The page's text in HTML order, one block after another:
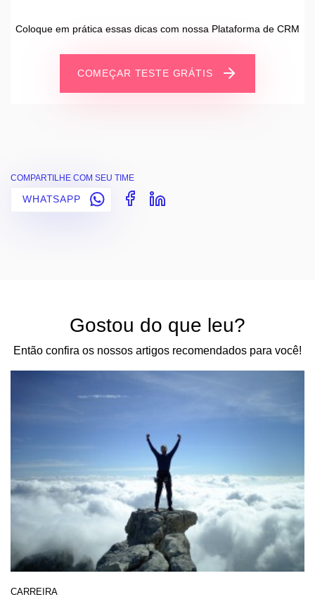
Coloque em prática essas dicas com nossa Plataforma de CRM
COMEÇAR TESTE GRÁTIS
COMPARTILHE COM SEU TIME
WHATSAPP
Gostou do que leu?
Então confira os nossos artigos recomendados para você!
CARREIRA